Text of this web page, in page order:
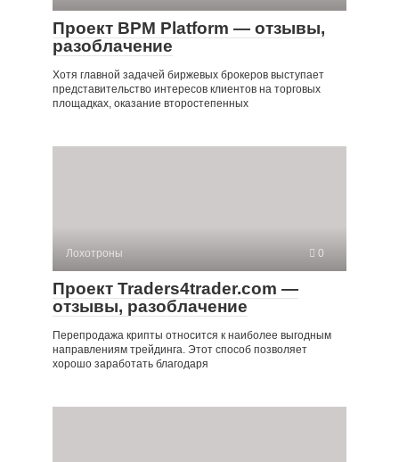
Проект BPM Platform — отзывы,
разоблачение
Хотя главной задачей биржевых брокеров выступает
представительство интересов клиентов на торговых
площадках, оказание второстепенных
Лохотроны 0
Проект Traders4trader.com —
отзывы, разоблачение
Перепродажа крипты относится к наиболее выгодным
направлениям трейдинга. Этот способ позволяет
хорошо заработать благодаря